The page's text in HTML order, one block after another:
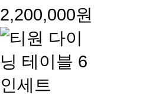
2,200,000원